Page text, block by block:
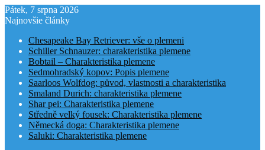
Pátek, 7 srpna 2026
Najnovšie články
Chesapeake Bay Retriever: vše o plemeni
Schiller Schnauzer: charakteristika plemene
Bobtail – Charakteristika plemene
Sedmohradský kopov: Popis plemene
Saarloos Wolfdog: původ, vlastnosti a charakteristika
Smaland Durich: charakteristika plemene
Shar pei: Charakteristika plemene
Středně velký fousek: Charakteristika plemene
Německá doga: Charakteristika plemene
Saluki: Charakteristika plemene